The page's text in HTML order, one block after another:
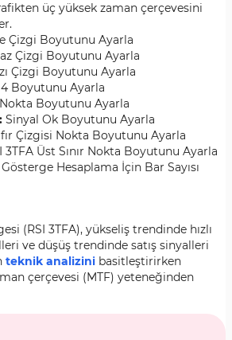
üç yüksek zaman çerçevesini
Çizgi Boyutunu Ayarla
Çizgi Boyutunu Ayarla
Çizgi Boyutunu Ayarla
Boyutunu Ayarla
Boyutunu Ayarla
Sinyal Ok Boyutunu Ayarla
Çizgisi Nokta Boyutunu Ayarla
3TFA Üst Sınır Nokta Boyutunu Ayarla
Gösterge Hesaplama İçin Bar Sayısı
(RSI 3TFA), yükseliş trendinde hızlı
ve düşüş trendinde satış sinyalleri
teknik analizini basitleştirirken
çerçevesi (MTF) yeteneğinden